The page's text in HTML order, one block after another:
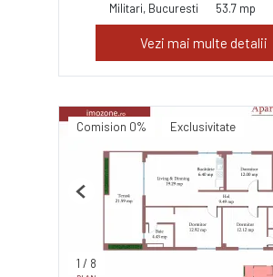
Militari, Bucuresti
53.7 mp
Vezi mai multe detalii
Comision 0% Exclusivitate
1 / 8
Previous